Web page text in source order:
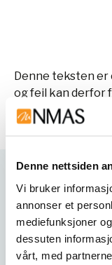
Denne nettsiden
Vi bruker
annonser et
mediefunksjoner
dessuten
vårt, med
Denne teksten
og feil kan derfor
Varianter